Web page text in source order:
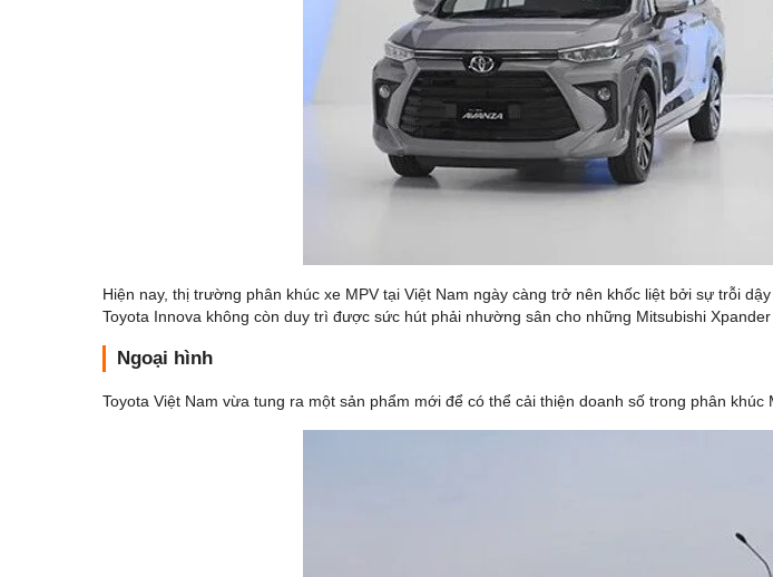
Hiện nay, thị trường phân khúc xe MPV tại Việt Nam ngày càng trở nên khốc liệt bởi sự trỗi
Toyota Innova không còn duy trì được sức hút phải nhường sân cho những Mitsubishi Xpander
Ngoại hình
Toyota Việt Nam vừa tung ra một sản phẩm mới để có thể cải thiện doanh số trong phân